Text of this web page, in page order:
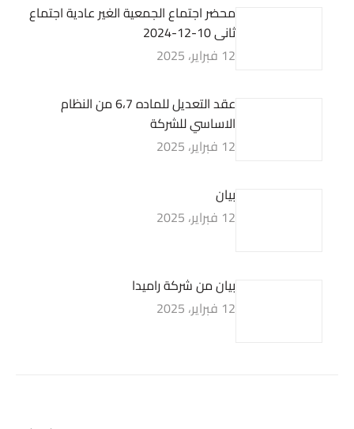
محضر اجتماع الجمعية الغير عادية اجتماع
ثانى 10-12-2024
12 فبراير، 2025
عقد التعديل للماده 6،7 من النظام
الاساسي للشركة
12 فبراير، 2025
بيان
12 فبراير، 2025
بيان من شركة راميدا
12 فبراير، 2025